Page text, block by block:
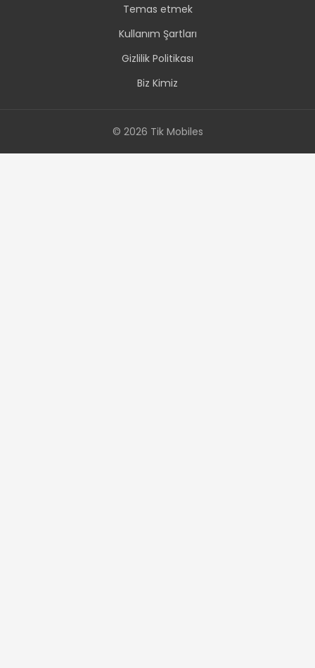
Temas etmek
Kullanım Şartları
Gizlilik Politikası
Biz Kimiz
© 2026 Tik Mobiles